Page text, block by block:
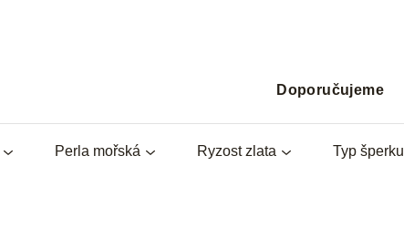
z
e
n
Doporučujeme
Perla mořská Ryzost zlata Typ šperku